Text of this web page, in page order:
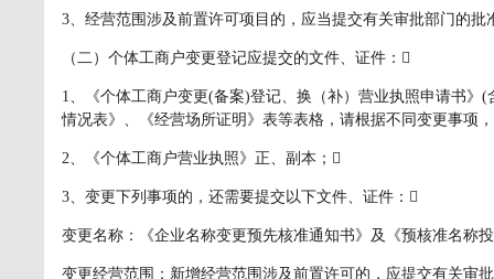
3、经营范围涉及前置许可项目的，应当提交有关审批部门的批
（二）个体工商户变更登记应提交的文件、证件：
1、《个体工商户变更(备案)登记、换（补）营业执照申请书》
情况表》、《经营场所证明》表等表格，请根据不同变更事项
2、《个体工商户营业执照》正、副本；
3、变更下列事项的，还需要提交以下文件、证件：
变更名称：《企业名称变更预先核准通知书》及《预核准名称
变更经营范围：新增经营范围涉及前置许可的，应提交有关审